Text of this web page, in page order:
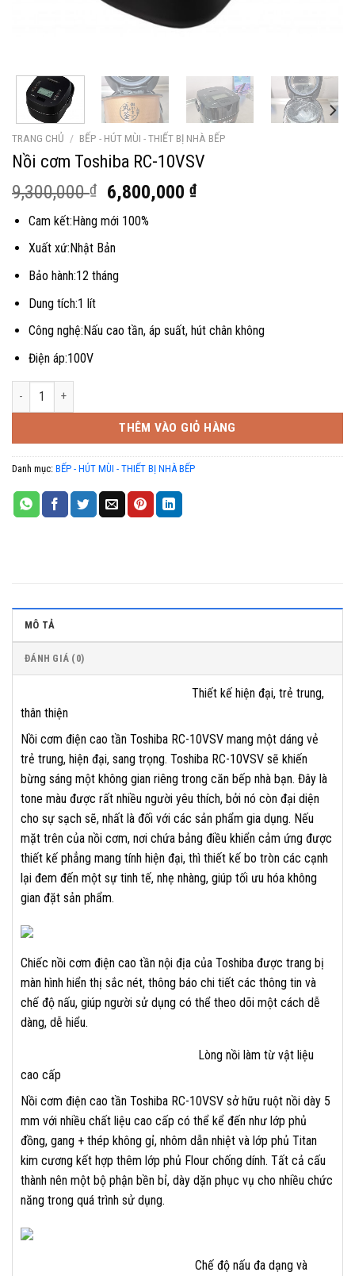
TRANG CHỦ / BẾP - HÚT MÙI - THIẾT BỊ NHÀ BẾP
Nồi cơm Toshiba RC-10VSV
9,300,000₫
Giá
gốc
là:
9,300,000 ₫.
6,800,000₫Giá
Cam kết:Hàng mới 100%
Xuất xứ:Nhật Bản
Bảo hành:12 tháng
Dung tích:1 lít
Công nghệ:Nấu cao tần, áp suất, hút chân không
Điện áp:100V
Nồi cơm Toshiba RC-10VSV số lượng
THÊM VÀO GIỎ HÀNG
Danh mục: BẾP - HÚT MÙI - THIẾT BỊ NHÀ BẾP
MÔ TẢ
ĐÁNH GIÁ (0)
Thiết kế hiện đại, trẻ trung,
thân thiện
Nồi cơm điện cao tần Toshiba RC-10VSV mang một dáng vẻ
trẻ trung, hiện đại, sang trọng. Toshiba RC-10VSV sẽ khiến
bừng sáng một không gian riêng trong căn bếp nhà bạn. Đây là
tone màu được rất nhiều người yêu thích, bởi nó còn đại diện
cho sự sạch sẽ, nhất là đối với các sản phẩm gia dụng. Nếu
mặt trên của nồi cơm, nơi chứa bảng điều khiển cảm ứng được
thiết kế phẳng mang tính hiện đại, thì thiết kế bo tròn các cạnh
lại đem đến một sự tinh tế, nhẹ nhàng, giúp tối ưu hóa không
gian đặt sản phẩm.
Chiếc nồi cơm điện cao tần nội địa của Toshiba được trang bị
màn hình hiển thị sắc nét, thông báo chi tiết các thông tin và
chế độ nấu, giúp người sử dụng có thể theo dõi một cách dễ
dàng, dễ hiểu.
Lòng nồi làm từ vật liệu
cao cấp
Nồi cơm điện cao tần Toshiba RC-10VSV sở hữu ruột nồi dày 5
mm với nhiều chất liệu cao cấp có thể kể đến như lớp phủ
đồng, gang + thép không gỉ, nhôm dẫn nhiệt và lớp phủ Titan
kim cương kết hợp thêm lớp phủ Flour chống dính. Tất cả cấu
thành nên một bộ phận bền bỉ, dày dặn phục vụ cho nhiều chức
năng trong quá trình sử dụng.
Chế độ nấu đa dạng và